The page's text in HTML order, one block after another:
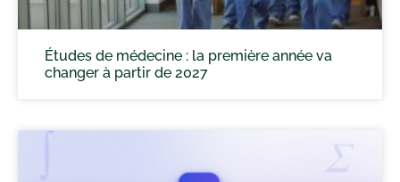
Études de médecine : la première année va
changer à partir de 2027